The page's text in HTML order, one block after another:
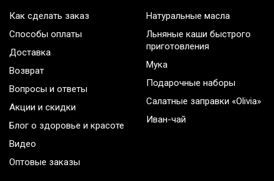
Как сделать заказ
Способы оплаты
Доставка
Возврат
Вопросы и ответы
Акции и скидки
Блог о здоровье и красоте
Видео
Оптовые заказы
Натуральные масла
Льняные каши быстрого
приготовления
Мука
Подарочные наборы
Салатные заправки «Olivia»
Иван-чай